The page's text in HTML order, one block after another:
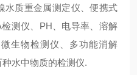
水质重金属测定仪、便携式
测仪、PH、电导率、溶解
生物检测仪、多功能消解
水中物质的检测仪.